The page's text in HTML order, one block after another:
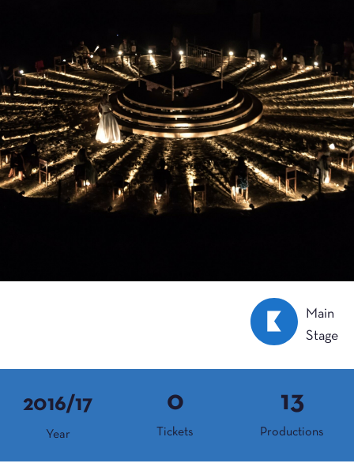
Main
Stage
2016/17
Year Tickets
0
Productions
13